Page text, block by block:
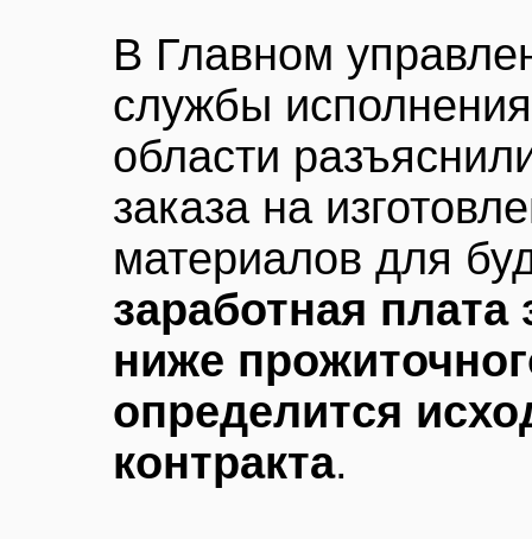
В Главном
службы
области
заказа на
материалов для
заработная
ниже
определится
контракта.